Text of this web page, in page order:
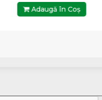
Adaugă în Coş